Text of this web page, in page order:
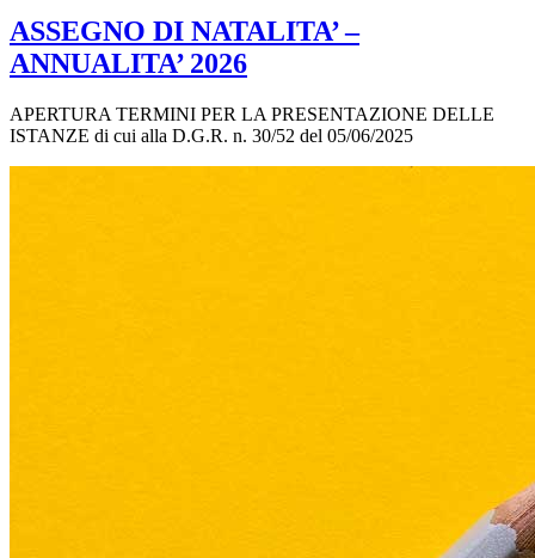
ASSEGNO DI NATALITA’ –
ANNUALITA’ 2026
APERTURA TERMINI PER LA PRESENTAZIONE DELLE
ISTANZE di cui alla D.G.R. n. 30/52 del 05/06/2025